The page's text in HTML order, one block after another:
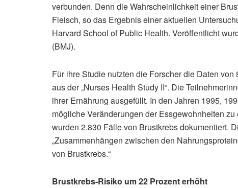
verbunden. Denn die Wahrscheinlichkeit einer
Fleisch, so das Ergebnis einer aktuellen
Harvard School of Public Health. Veröffentlicht
(BMJ).
Für ihre Studie nutzten die Forscher die Daten
aus der „Nurses Health Study II“. Die
ihrer Ernährung ausgefüllt. In den Jahren 1995,
mögliche Veränderungen der Essgewohnheiten
wurden 2.830 Fälle von Brustkrebs dokumentiert.
„Zusammenhängen zwischen den
von Brustkrebs.“
Brustkrebs-Risiko um 22 Prozent erhöht